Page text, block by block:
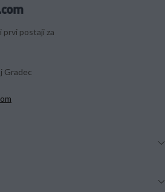
prvi postaji za
Gradec